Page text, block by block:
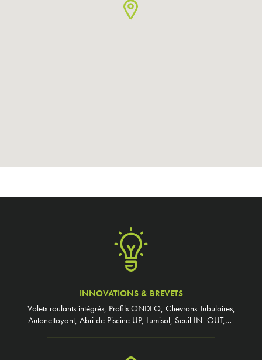
INNOVATIONS & BREVETS
Volets roulants intégrés, Profils ONDEO, Chevrons Tubulaires,
Autonettoyant, Abri de Piscine UP, Lumisol, Seuil IN_OUT,…